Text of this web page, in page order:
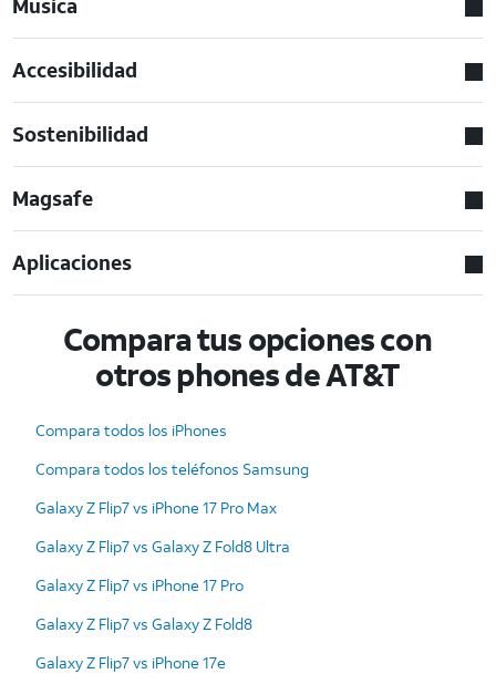
Accesibilidad
Sostenibilidad
Magsafe
Aplicaciones
Compara tus opciones con
otros phones de AT&T
Compara todos los iPhones
Compara todos los teléfonos Samsung
Galaxy Z Flip7 vs iPhone 17 Pro Max
Galaxy Z Flip7 vs Galaxy Z Fold8 Ultra
Galaxy Z Flip7 vs iPhone 17 Pro
Galaxy Z Flip7 vs Galaxy Z Fold8
Galaxy Z Flip7 vs iPhone 17e